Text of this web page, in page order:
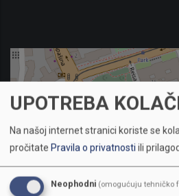
UPOTREBA
Na našoj internet stranici koriste se
pročitate Pravila o privatnostiili
Neophodni (omogućuju tehničko